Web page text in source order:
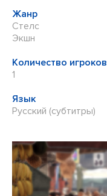
Жанр
Стелс
Экшн
Количество игроков
1
Язык
Русский (субтитры)